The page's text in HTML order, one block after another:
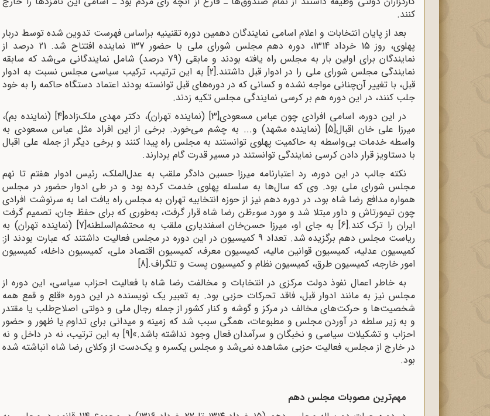
کنند.
بعد از پایان انتخابات و اعلام اسامی نمایندگان دهمین دوره تقنینیه براساس فهرست تدوین شده توسط دربار
پهلوی، روز 15 خرداد 1314، دوره دهم مجلس شورای ملی با حضور 137 نماینده افتتاح شد. 21 درصد از
نمایندگان برای اولین بار به مجلس راه یافته بودند و مابقی (79 درصد) شامل نمایندگانی می‌شد که سابقه
نمایندگی مجلس شورای ملی را در ادوار قبل داشتند.[2]
به این ترتیب، ترکیب سیاسی مجلس نسبت به ادوار
قبل، با تغییر آن‌چنانی مواجه نشده و کسانی که در دوره‌های قبل توانسته بودند اعتماد دستگاه حاکمه را به خود
جلب کنند، در این دوره هم بر کرسی نمایندگی مجلس تکیه زدند.
در این دوره، اسامی افرادی چون عباس مسعودی[3] (نماینده تهران)، دکتر مهدی ملک‌زاده[4]
(نماینده بم)،
میرزا علی خان اقبال[5]
(نماینده مشهد) و... به چشم می‌خورد. برخی از این افراد مثل عباس مسعودی به
واسطه خدمات بی‌واسطه به حاکمیت پهلوی توانستند به مجلس راه پیدا کنند و برخی دیگر از جمله علی اقبال
با دستاویز قرار دادن کرسی نمایندگی توانستند در مسیر قدرت گام بردارند.
نکته جالب در این دوره، رد اعتبارنامه میرزا حسین دادگر ملقب به عدل‌الملک، رئیس ادوار هفتم تا نهم
مجلس شورای ملی بود. وی که سال‌ها به سلسله پهلوی خدمت کرده بود و در طی ادوار حضور در مجلس
همواره مدافع رضا شاه بود، در دوره دهم نیز از حوزه انتخابیه تهران به مجلس راه یافت اما به سرنوشت افرادی
چون تیمورتاش و داور مبتلا شد و مورد سوءظن رضا شاه قرار گرفت، به‌طوری که برای حفظ جان، تصمیم گرفت
ایران را ترک کند.[6] به جای او، میرزا حسن‌خان اسفندیاری ملقب به محتشم‌السلطنه[7]
(نماینده تهران) به
ریاست مجلس دهم برگزیده شد. تعداد 9 کمیسیون در این دوره در مجلس فعالیت داشتند که عبارت بودند از:
کمیسیون عدلیه، کمیسیون قوانین مالیه، کمیسیون معرف، کمیسیون اقتصاد ملی، کمیسیون داخله، کمیسیون
امور خارجه، کمیسیون طرق، کمیسیون نظام و کمیسیون پست و تلگراف.[8]
به خاطر اعمال نفوذ دولت مرکزی در انتخابات و مخالفت رضا شاه با فعالیت احزاب سیاسی، این دوره از
مجلس نیز به مانند ادوار قبل، فاقد تحرکات حزبی بود. به تعبیر یک نویسنده در این دوره «قلع و قمع همه
شخصیت‌ها و حرکت‌های مخالف در مرکز و گوشه و کنار کشور از جمله رجال ملی و دولتی اصلاح‌طلب یا مقتدر
و به زیر سلطه در آوردن مجلس و مطبوعات، همگی سبب شد که زمینه و میدانی برای تداوم یا ظهور و حضور
احزاب و تشکیلات سیاسی و نخبگان و سرآمدان فعال وجود نداشته باشد.»[9]
به این ترتیب، نه در داخل و نه
در خارج از مجلس، فعالیت حزبی مشاهده نمی‌شد و مجلس یکسره و یک‌دست از وکلای رضا شاه انباشته شده
بود.
مهم‌ترین مصوبات مجلس دهم